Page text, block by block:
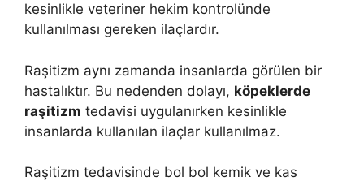
kesinlikle veteriner hekim kontrolünde
kullanılması gereken ilaçlardır.
Raşitizm aynı zamanda insanlarda görülen bir
hastalıktır. Bu nedenden dolayı, köpeklerde
raşitizm tedavisi uygulanırken kesinlikle
insanlarda kullanılan ilaçlar kullanılmaz.
Raşitizm tedavisinde bol bol kemik ve kas